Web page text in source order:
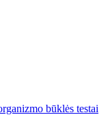
būklės testai